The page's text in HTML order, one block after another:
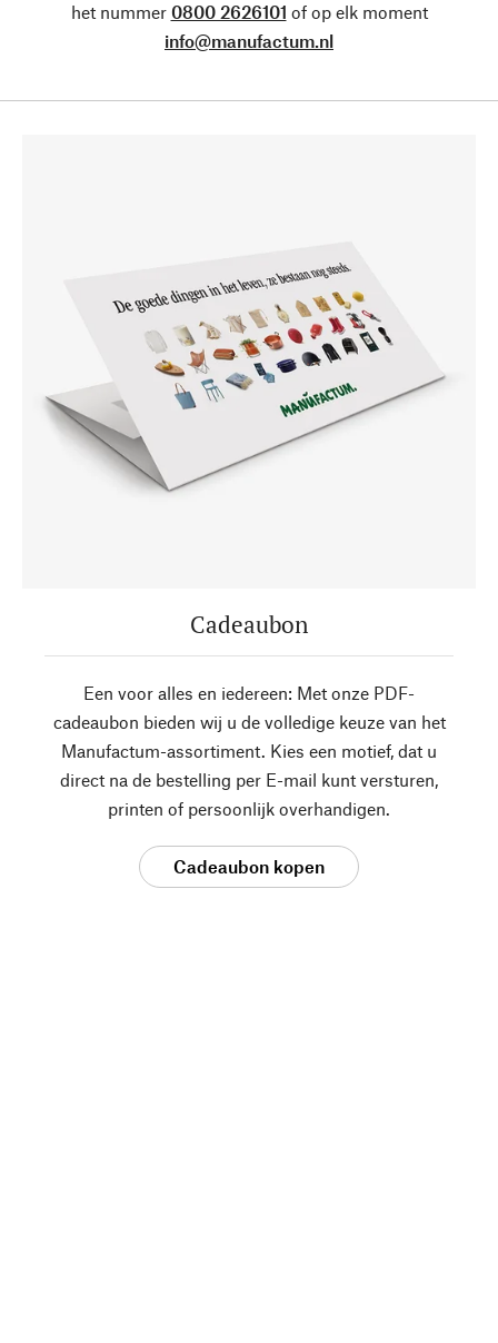
het nummer 0800 2626101 of op elk moment
info@manufactum.nl
Cadeaubon
Een voor alles en iedereen: Met onze PDF-
cadeaubon bieden wij u de volledige keuze van het
Manufactum-assortiment. Kies een motief, dat u
direct na de bestelling per E-mail kunt versturen,
printen of persoonlijk overhandigen.
Cadeaubon kopen